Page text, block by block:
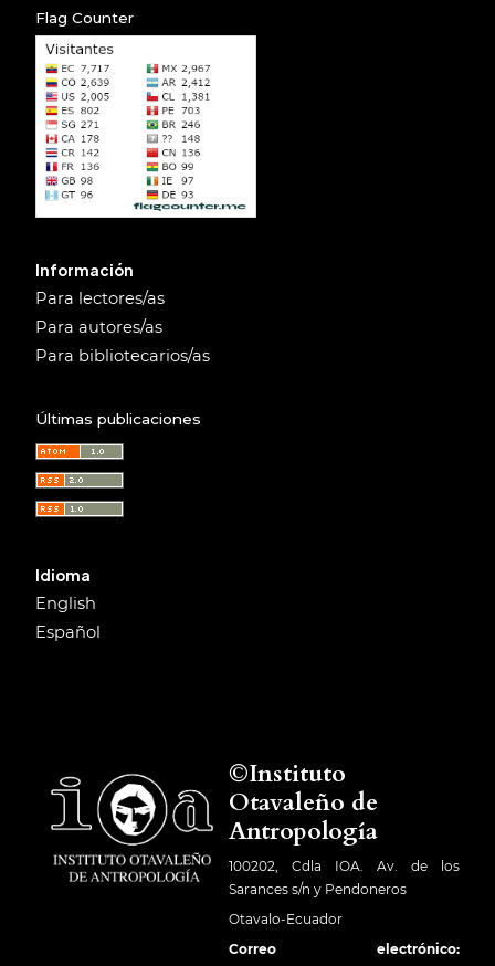
Flag Counter
Información
Para lectores/as
Para autores/as
Para bibliotecarios/as
Últimas publicaciones
Idioma
English
Español
©Instituto
Otavaleño de
Antropología
100202, Cdla IOA. Av. de los
Sarances s/n y Pendoneros
Otavalo-Ecuador
Correo electrónico: